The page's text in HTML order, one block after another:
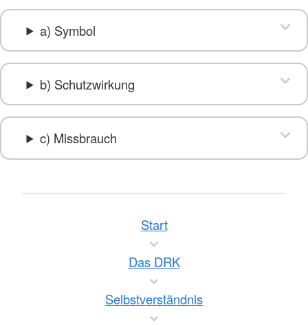
a) Symbol
b) Schutzwirkung
c) Missbrauch
Start
Das DRK
Selbstverständnis